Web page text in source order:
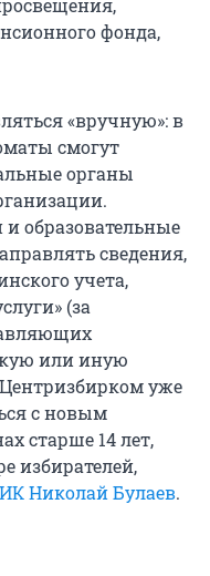
фонда,
«вручную»: в
смогут
органы
и образовательные
сведения,
учета,
(за
или иную
уже
с новым
старше 14 лет,
избирателей,
Николай Булаев.